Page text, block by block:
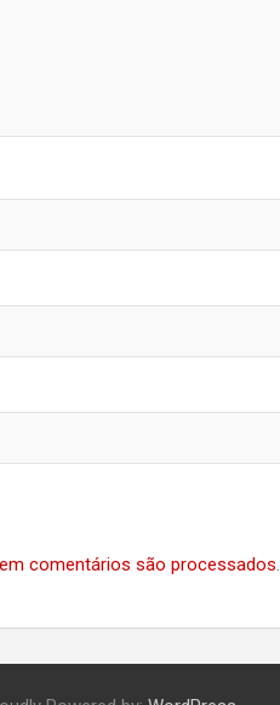
comentários são processados.